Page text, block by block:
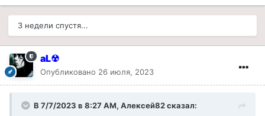
3 недели спустя...
aL☢
Опубликовано 26 июля, 2023
В 7/7/2023 в 8:27 AM, Алексей82сказал: